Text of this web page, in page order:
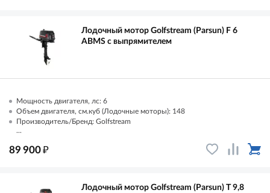
Лодочный мотор Golfstream (Parsun) F 6
AВМS с выпрямителем
Мощность двигателя, лс: 6
Объем двигателя, см.куб (Лодочные моторы): 148
Производитель/Бренд: Golfstream
...
89 900₽
Лодочный мотор Golfstream (Parsun) T 9,8